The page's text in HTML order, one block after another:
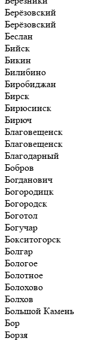
Берёзовский
Берёзовский
Беслан
Бийск
Бикин
Билибино
Биробиджан
Бирск
Бирюсинск
Бирюч
Благовещенск
Благовещенск
Благодарный
Бобров
Богданович
Богородицк
Богородск
Боготол
Богучар
Бокситогорск
Болгар
Бологое
Болотное
Болохово
Болхов
Большой Камень
Бор
Борзя